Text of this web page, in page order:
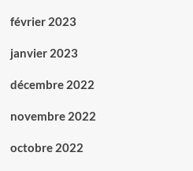
février 2023
janvier 2023
décembre 2022
novembre 2022
octobre 2022